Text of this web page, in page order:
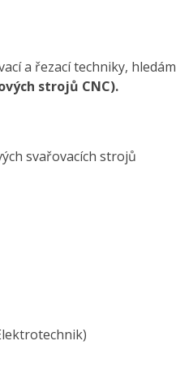
a řezací techniky,
strojů CNC).
svařovacích strojů